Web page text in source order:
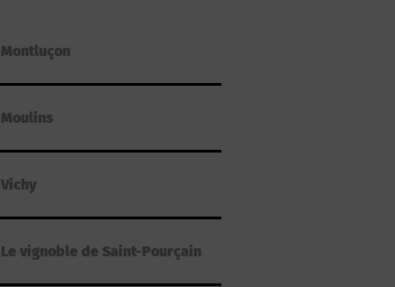
Montluçon
Moulins
Vichy
Le vignoble de Saint-Pourçain